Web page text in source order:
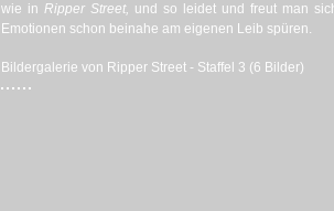
wie in Ripper Street, und so leidet und freut man
Emotionen schon beinahe am eigenen Leib spüren.
Bildergalerie von Ripper Street - Staffel 3 (6 Bilder)